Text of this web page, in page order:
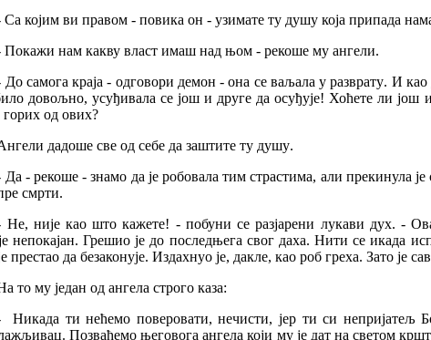
Са којим ви правом -повика он -узимате ту душу која припада
Покажи нам какву власт имаш над њом -рекоше му ангели.
До самога краја - одговори демон -она се ваљала у разврату. И као
довољно, усуђивала се још и друге да осуђује! Хоћете ли још и
горих од ових?
дадоше све од себе да заштите ту душу.
Да - рекоше-знамо да је робовала тим страстима, али прекинула је
смрти.
Не, није као што кажете! - побуни се разјарени лукави дух. -
непокајан.Грешио је до последњега свог даха.Нити се икада
престао да безаконује. Издахнуо је, дакле, као роб греха. Зато је сав
то му један од ангела строго каза:
Никада ти нећемо поверовати,нечисти, јер ти си непријатељ
. Позваћемо његовога ангела који му је дат на светом